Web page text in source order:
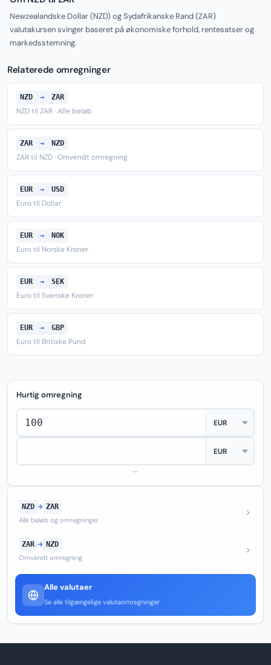
Newzealandske Dollar (NZD) og Sydafrikanske Rand (ZAR)
valutakursen svinger baseret på økonomiske forhold, rentesatser og
markedsstemning.
Relaterede omregninger
NZD → ZAR
NZD til ZAR · Alle beløb
ZAR → NZD
ZAR til NZD · Omvendt omregning
EUR → USD
Euro til Dollar
EUR → NOK
Euro til Norske Kroner
EUR → SEK
Euro til Svenske Kroner
EUR → GBP
Euro til Britiske Pund
Hurtig omregning
—
NZD → ZAR
Alle beløb og omregninger
ZAR → NZD
Omvendt omregning
Alle valutaer
Se alle tilgængelige valutaomregninger